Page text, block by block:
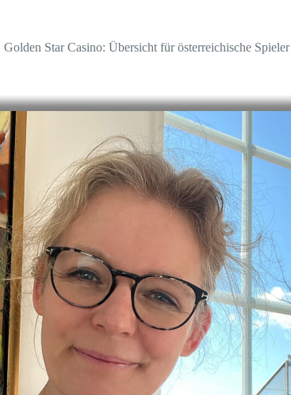
Golden Star Casino: Übersicht für österreichische Spieler